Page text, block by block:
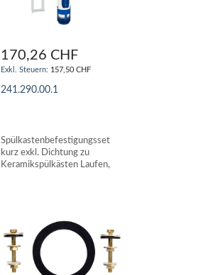
170,26 CHF
157,50 CHF
241.290.00.1
Spülkastenbefestigungsset
kurz exkl. Dichtung zu
Keramikspülkästen Laufen,